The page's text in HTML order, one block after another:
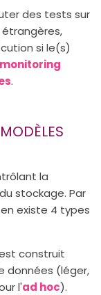
des tests sur
si le(s)
monitoring
.
la
du stockage. Par
existe 4 types
construit
données (léger,
l'ad hoc).